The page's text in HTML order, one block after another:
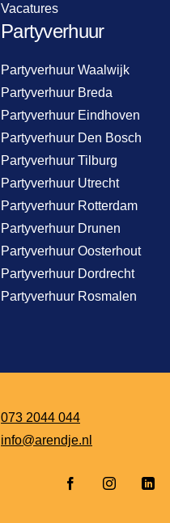
Vacatures
Partyverhuur
Partyverhuur Waalwijk
Partyverhuur Breda
Partyverhuur Eindhoven
Partyverhuur Den Bosch
Partyverhuur Tilburg
Partyverhuur Utrecht
Partyverhuur Rotterdam
Partyverhuur Drunen
Partyverhuur Oosterhout
Partyverhuur Dordrecht
Partyverhuur Rosmalen
073 2044 044
info@arendje.nl